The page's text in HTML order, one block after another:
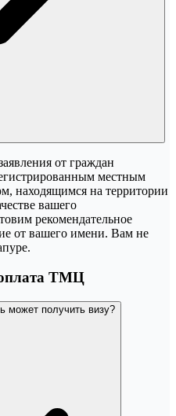
от граждан
местным
находящимся на территории
вашего
рекомендательное
от вашего имени. Вам не
ТМЦ
может получить визу?